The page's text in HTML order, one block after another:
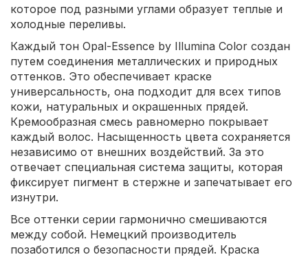
которое под разными углами образует теплые и
холодные переливы.
Каждый тон Opal-Essence by Illumina Color создан
путем соединения металлических и природных
оттенков. Это обеспечивает краске
универсальность, она подходит для всех типов
кожи, натуральных и окрашенных прядей.
Кремообразная смесь равномерно покрывает
каждый волос. Насыщенность цвета сохраняется
независимо от внешних воздействий. За это
отвечает специальная система защиты, которая
фиксирует пигмент в стержне и запечатывает его
изнутри.
Все оттенки серии гармонично смешиваются
между собой. Немецкий производитель
позаботился о безопасности прядей. Краска